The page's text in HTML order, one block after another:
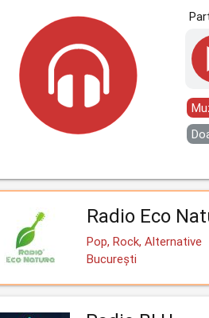
Radio Eco
Pop, Rock, Alternative
București